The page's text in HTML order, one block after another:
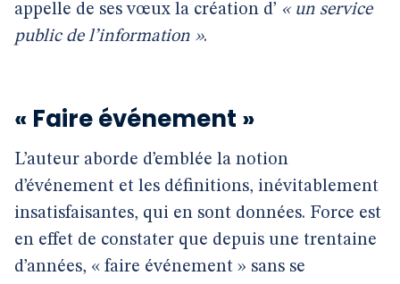
appelle de ses vœux la création d’ « un service
public de l’information ».
« Faire événement »
L’auteur aborde d’emblée la notion
d’événement et les définitions, inévitablement
insatisfaisantes, qui en sont données. Force est
en effet de constater que depuis une trentaine
d’années, « faire événement » sans se